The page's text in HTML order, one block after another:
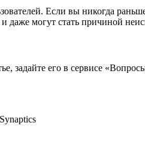
Если вы никогда
даже могут стать причиной
задайте его в сервисе